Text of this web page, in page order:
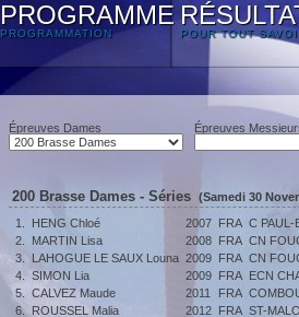
PROGRAMME
PROGRAMMATION POUR TOUT
Épreuves Dames Épreuves
200 Brasse Dames - Séries (Samedi 30
1.
HENG Chloé 2007 FRA C PAUL-
2.
MARTIN Lisa 2008 FRA CN
3.
LAHOGUE LE SAUX Louna 2009 FRA CN
4.
SIMON Lia 2009 FRA ECN
5.
CALVEZ Maude 2011 FRA
6.
ROUSSEL Malia 2012 FRA ST-